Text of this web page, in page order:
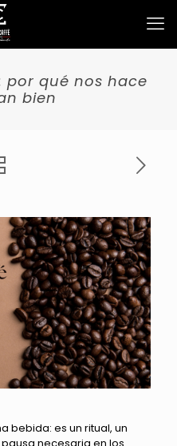
por qué nos hace
bien
bebida: es un ritual, un